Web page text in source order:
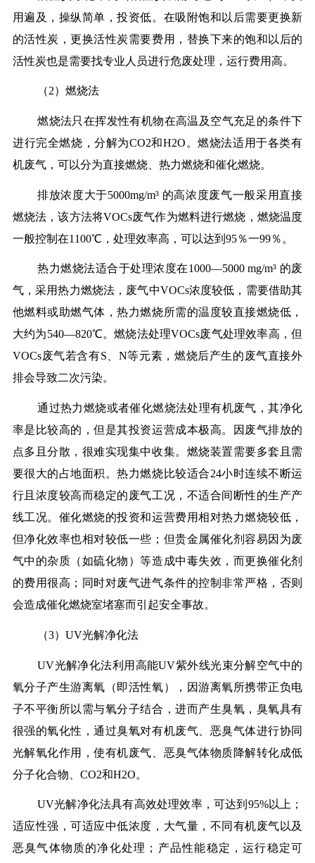
用遍及，操纵简单，投资低。在吸附饱和以后需要更换新
的活性炭，更换活性炭需要费用，替换下来的饱和以后的
活性炭也是需要找专业人员进行危废处理，运行费用高。
（2）燃烧法
燃烧法只在挥发性有机物在高温及空气充足的条件下
进行完全燃烧，分解为CO2和H2O。燃烧法适用于各类有
机废气，可以分为直接燃烧、热力燃烧和催化燃烧。
排放浓度大于5000mg/m³ 的高浓度废气一般采用直接
燃烧法，该方法将VOCs废气作为燃料进行燃烧，燃烧温度
一般控制在1100℃，处理效率高，可以达到95％一99％。
热力燃烧法适合于处理浓度在1000—5000 mg/m³ 的废
气，采用热力燃烧法，废气中VOCs浓度较低，需要借助其
他燃料或助燃气体，热力燃烧所需的温度较直接燃烧低，
大约为540—820℃。燃烧法处理VOCs废气处理效率高，但
VOCs废气若含有S、N等元素，燃烧后产生的废气直接外
排会导致二次污染。
通过热力燃烧或者催化燃烧法处理有机废气，其净化
率是比较高的，但是其投资运营成本极高。因废气排放的
点多且分散，很难实现集中收集。燃烧装置需要多套且需
要很大的占地面积。热力燃烧比较适合24小时连续不断运
行且浓度较高而稳定的废气工况，不适合间断性的生产产
线工况。催化燃烧的投资和运营费用相对热力燃烧较低，
但净化效率也相对较低一些；但贵金属催化剂容易因为废
气中的杂质（如硫化物）等造成中毒失效，而更换催化剂
的费用很高；同时对废气进气条件的控制非常严格，否则
会造成催化燃烧室堵塞而引起安全事故。
（3）UV光解净化法
UV光解净化法利用高能UV紫外线光束分解空气中的
氧分子产生游离氧（即活性氧），因游离氧所携带正负电
子不平衡所以需与氧分子结合，进而产生臭氧，臭氧具有
很强的氧化性，通过臭氧对有机废气、恶臭气体进行协同
光解氧化作用，使有机废气、恶臭气体物质降解转化成低
分子化合物、CO2和H2O。
UV光解净化法具有高效处理效率，可达到95%以上；
适应性强，可适应中低浓度，大气量，不同有机废气以及
恶臭气体物质的净化处理；产品性能稳定，运行稳定可